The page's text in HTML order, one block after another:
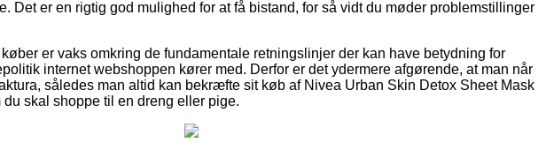
Det er en rigtig god mulighed for at få bistand, for så vidt du møder problemstillinger
er vaks omkring de fundamentale retningslinjer der kan have betydning for
internet webshoppen kører med. Derfor er det ydermere afgørende, at man når
således man altid kan bekræfte sit køb af Nivea Urban Skin Detox Sheet Mask
skal shoppe til en dreng eller pige.